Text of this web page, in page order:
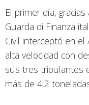
El primer día,
Guarda di Finanza
Civil interceptó en
alta velocidad con
sus tres tripulantes
más de 4,2